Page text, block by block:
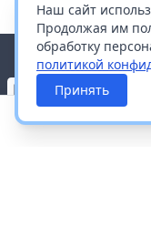
Наш сайт
Продолжая им
обработку
политикой
Принять